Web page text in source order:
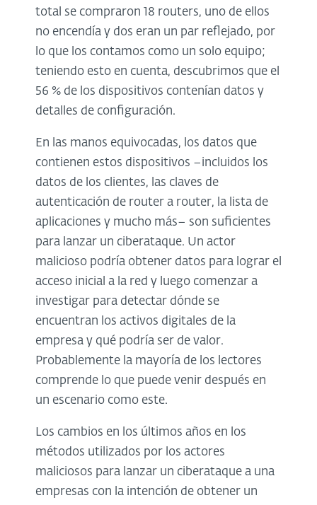
total se compraron 18 routers, uno de ellos
no encendía y dos eran un par reflejado, por
lo que los contamos como un solo equipo;
teniendo esto en cuenta, descubrimos que el
56 % de los dispositivos contenían datos y
detalles de configuración.
En las manos equivocadas, los datos que
contienen estos dispositivos –incluidos los
datos de los clientes, las claves de
autenticación de router a router, la lista de
aplicaciones y mucho más– son suficientes
para lanzar un ciberataque. Un actor
malicioso podría obtener datos para lograr el
acceso inicial a la red y luego comenzar a
investigar para detectar dónde se
encuentran los activos digitales de la
empresa y qué podría ser de valor.
Probablemente la mayoría de los lectores
comprende lo que puede venir después en
un escenario como este.
Los cambios en los últimos años en los
métodos utilizados por los actores
maliciosos para lanzar un ciberataque a una
empresas con la intención de obtener un